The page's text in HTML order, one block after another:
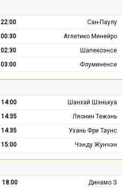
22:00
Сан-Паулу
00:30
Атлетико Минейро
02:30
Шапекоэнсе
03:00 Флуминенсе
14:00
Шанхай Шэньхуа
14:35
Ляонин Тежэнь
14:35
Ухань Фри Таунс
15:00 Чэнду Жунчэн
18:00
Динамо З